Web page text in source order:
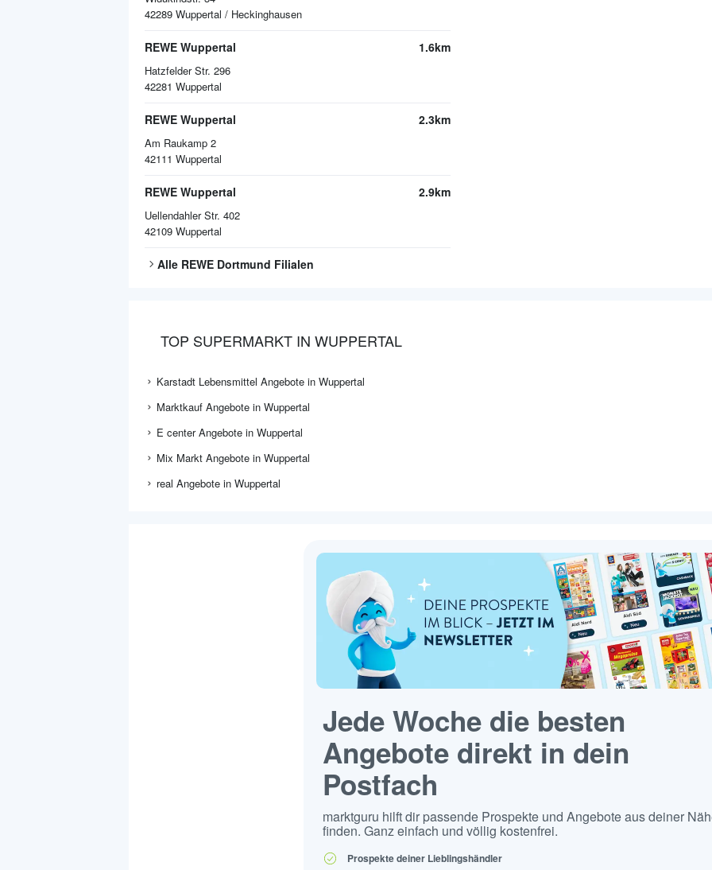
42289 Wuppertal / Heckinghausen
REWE Wuppertal
Hatzfelder Str. 296
42281 Wuppertal
1.6km
REWE Wuppertal
Am Raukamp 2
42111 Wuppertal
2.3km
REWE Wuppertal
Uellendahler Str. 402
42109 Wuppertal
2.9km
Alle REWE Dortmund Filialen
TOP SUPERMARKT IN WUPPERTAL
Karstadt Lebensmittel Angebote in Wuppertal
Marktkauf Angebote in Wuppertal
E center Angebote in Wuppertal
Mix Markt Angebote in Wuppertal
real Angebote in Wuppertal
Jede Woche die besten
Angebote direkt in dein
Postfach
marktguru hilft dir passende Prospekte und Angebote aus deiner
finden. Ganz einfach und völlig kostenfrei.
Prospekte deiner Lieblingshändler